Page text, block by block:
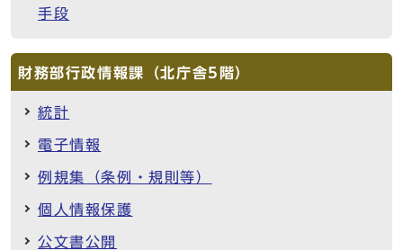
手段
財務部行政情報課（北庁舎5階）
統計
電子情報
例規集（条例・規則等）
個人情報保護
公文書公開